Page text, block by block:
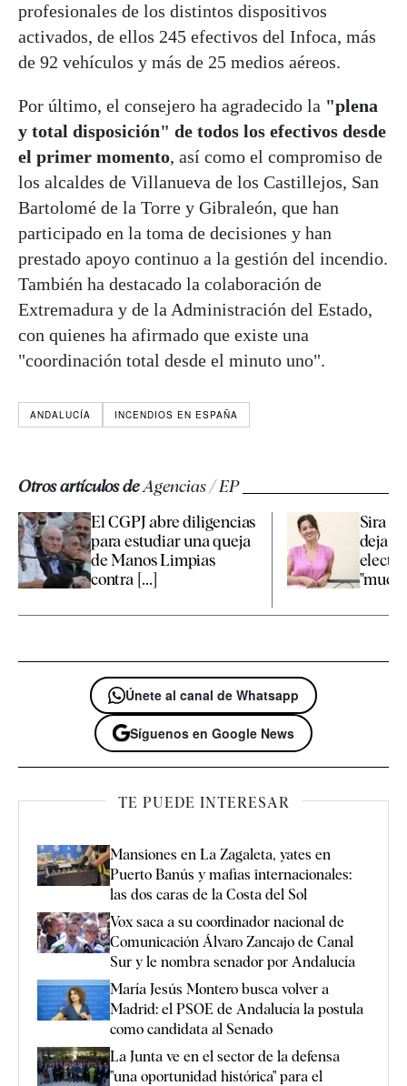
profesionales de los distintos dispositivos
activados, de ellos 245 efectivos del Infoca, más
de 92 vehículos y más de 25 medios aéreos.
Por último, el consejero ha agradecido la "plena
y total disposición" de todos los efectivos desde
el primer momento, así como el compromiso de
los alcaldes de Villanueva de los Castillejos, San
Bartolomé de la Torre y Gibraleón, que han
participado en la toma de decisiones y han
prestado apoyo continuo a la gestión del incendio.
También ha destacado la colaboración de
Extremadura y de la Administración del Estado,
con quienes ha afirmado que existe una
"coordinación total desde el minuto uno".
ANDALUCÍA INCENDIOS EN ESPAÑA
Otros artículos deAgencias / EP
El CGPJ abre diligencias
para estudiar una queja
de Manos Limpias
contra [...]
Sira
deja
Únete al canal de Whatsapp
Síguenos en Google News
TE PUEDE INTERESAR
Mansiones en La Zagaleta, yates en
Puerto Banús y mafias internacionales:
las dos caras de la Costa del Sol
Vox saca a su coordinador nacional de
Comunicación Álvaro Zancajo de Canal
Sur y le nombra senador por Andalucía
María Jesús Montero busca volver a
Madrid: el PSOE de Andalucía la postula
como candidata al Senado
La Junta ve en el sector de la defensa
"una oportunidad histórica" para el